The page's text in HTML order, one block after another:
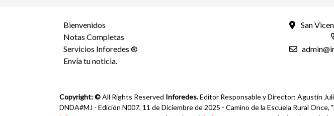
Bienvenidos
Notas Completas
Servicios Inforedes ®
Envía tu noticia.
San
Copyright: ©All Rights Reserved Inforedes.Editor Responsable y Director: Agustín
DNDA#MJ - Edición N007, 11 de Diciembre de 2025 - Camino de la Escuela Rural